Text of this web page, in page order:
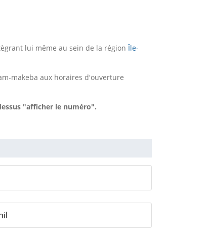
lui même au sein de la régionÎle-
makeba aux horaires d'ouverture
"afficher le numéro".